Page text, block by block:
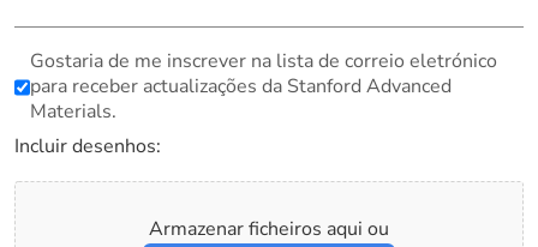
Gostaria de me inscrever na lista de correio eletrónico
para receber actualizações da Stanford Advanced
Materials.
Incluir desenhos:
Armazenar ficheiros aqui ou